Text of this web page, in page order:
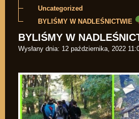
Uncategorized
BYLIŚMY W NADLEŚNICTWIE
BYLIŚMY W
Wysłany dnia: 12 października, 2022